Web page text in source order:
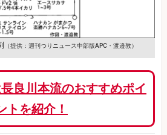
（提供：週刊つりニュース中部版APC・渡邉敦）
良川本流のおすすめポイ
トを紹介！